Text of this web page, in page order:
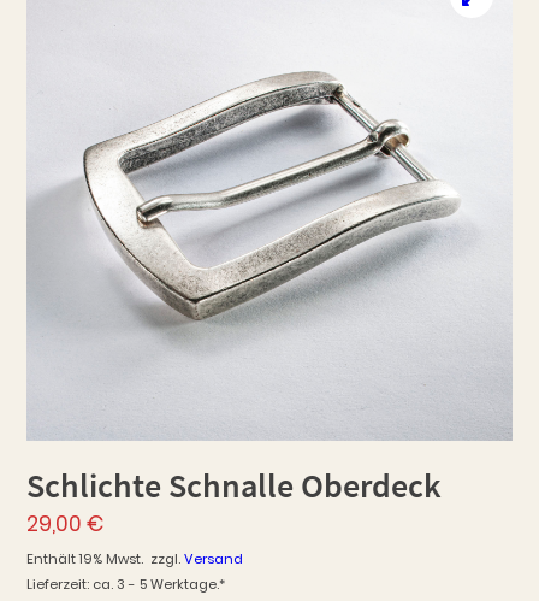
Schlichte Schnalle Oberdeck
29,00€
Enthält 19% Mwst. zzgl.Versand
Lieferzeit: ca. 3 - 5 Werktage.*